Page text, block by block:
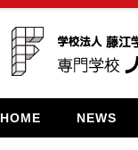
HOME NEWS